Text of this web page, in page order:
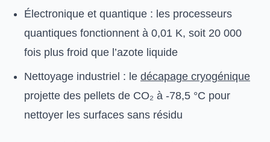
Électronique et quantique : les processeurs
quantiques fonctionnent à 0,01 K, soit 20 000
fois plus froid que l’azote liquide
Nettoyage industriel : le décapage cryogénique
projette des pellets de CO₂ à -78,5 °C pour
nettoyer les surfaces sans résidu